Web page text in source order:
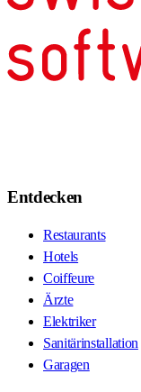
Entdecken
Restaurants
Hotels
Coiffeure
Ärzte
Elektriker
Sanitärinstallation
Garagen